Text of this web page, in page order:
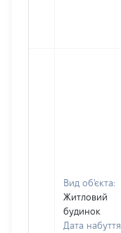
Вид об'єкта:
Житловий
будинок
Дата набуття